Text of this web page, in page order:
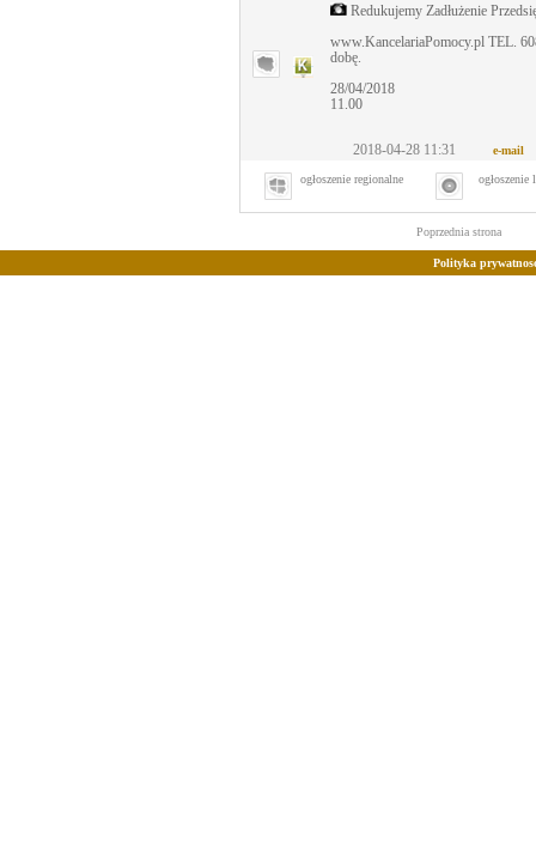
Redukujemy Zadłużenie
www.KancelariaPomocy.pl TEL.
dobę.
28/04/2018
11.00
2018-04-28 11:31 e-mail
ogłoszenie regionalne ogłoszenie
Poprzednia strona
Polityka